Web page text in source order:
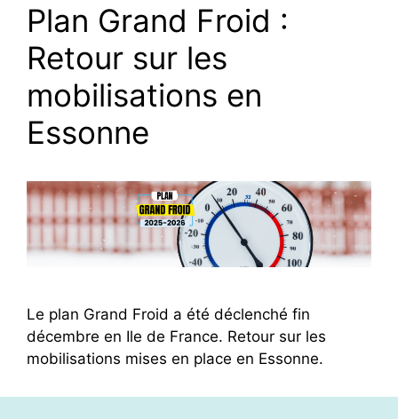
Plan Grand Froid :
Retour sur les
mobilisations en
Essonne
Le plan Grand Froid a été déclenché fin
décembre en Ile de France. Retour sur les
mobilisations mises en place en Essonne.